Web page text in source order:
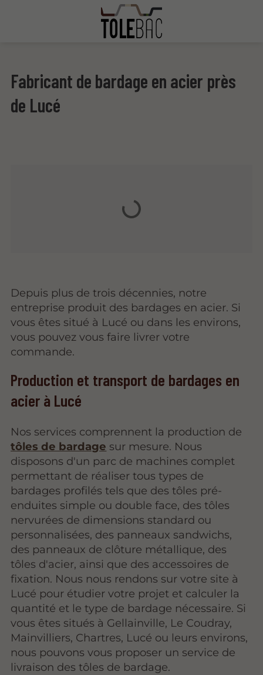
Fabricant de bardage en acier près
de Lucé
Depuis plus de trois décennies, notre
entreprise produit des bardages en acier. Si
vous êtes situé à Lucé ou dans les environs,
vous pouvez vous faire livrer votre
commande.
Production et transport de bardages en
acier à Lucé
Nos services comprennent la production de
tôles de bardage sur mesure. Nous
disposons d'un parc de machines complet
permettant de réaliser tous types de
bardages profilés tels que des tôles pré-
enduites simple ou double face, des tôles
nervurées de dimensions standard ou
personnalisées, des panneaux sandwichs,
des panneaux de clôture métallique, des
tôles d'acier, ainsi que des accessoires de
fixation. Nous nous rendons sur votre site à
Lucé pour étudier votre projet et calculer la
quantité et le type de bardage nécessaire. Si
vous êtes situés à Gellainville, Le Coudray,
Mainvilliers, Chartres, Lucé ou leurs environs,
nous pouvons vous proposer un service de
livraison des tôles de bardage.